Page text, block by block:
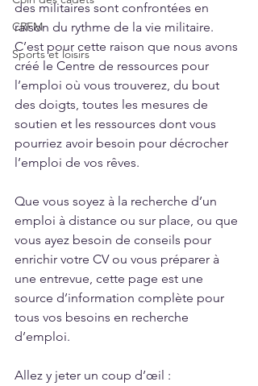
CRFM
Sports et loisirs
des militaires sont confrontées en
raison du rythme de la vie militaire.
C’est pour cette raison que nous avons
créé le Centre de ressources pour
l’emploi où vous trouverez, du bout
des doigts, toutes les mesures de
soutien et les ressources dont vous
pourriez avoir besoin pour décrocher
l’emploi de vos rêves.
Que vous soyez à la recherche d’un
emploi à distance ou sur place, ou que
vous ayez besoin de conseils pour
enrichir votre CV ou vous préparer à
une entrevue, cette page est une
source d’information complète pour
tous vos besoins en recherche
d’emploi.
Allez y jeter un coup d’œil :